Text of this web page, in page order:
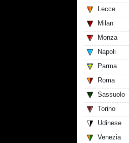
Lecce
Milan
Monza
Napoli
Parma
Roma
Sassuolo
Torino
Udinese
Venezia